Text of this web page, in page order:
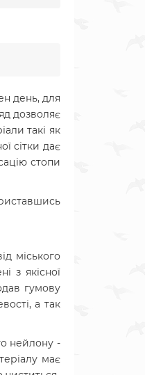
день, для
дозволяє
такі як
сітки дає
стопи
міського
з якісної
гумову
а так
нейлону -
має